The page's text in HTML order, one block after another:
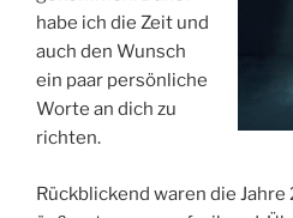
habe ich die Zeit und
auch den Wunsch
ein paar persönliche
Worte an dich zu
richten.
Rückblickend waren die